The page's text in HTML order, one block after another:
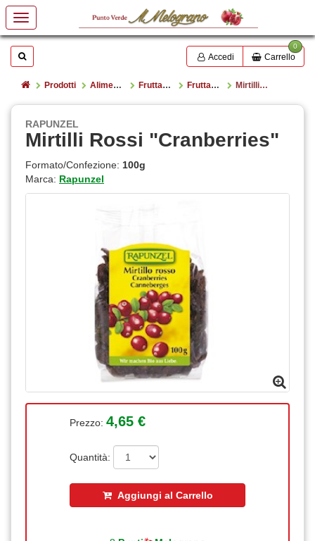
Cerca Accedi
0
Carrello
HomeProdotti Alimentazione Frutta secca e semi oleosi Frutta secca Mirtilli Rossi "Cranberries"
RAPUNZEL
Mirtilli Rossi "Cranberries"
Formato/Confezione: 100g
Marca: Rapunzel
Prezzo: 4,65 €
Quantità:
Aggiungi al Carrello